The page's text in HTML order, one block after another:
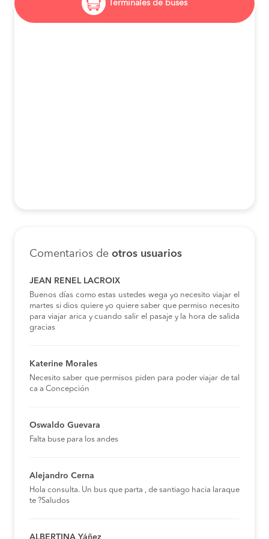
Terminales de buses
Comentarios de otros usuarios
JEAN RENEL LACROIX
Buenos días como estas ustedes wega yo necesito viajar el
martes si dios quiere yo quiere saber que permiso necesito
para viajar arica y cuando salir el pasaje y la hora de salida
gracias
Katerine Morales
Necesito saber que permisos piden para poder viajar de tal
ca a Concepción
Oswaldo Guevara
Falta buse para los andes
Alejandro Cerna
Hola consulta. Un bus que parta , de santiago hacia laraque
te ?Saludos
ALBERTINA Yáñez